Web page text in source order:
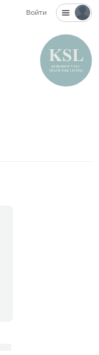
Войти